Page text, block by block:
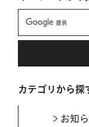
カテゴリから探
お知